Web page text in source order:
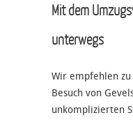
Mit dem
unterwegs
Wir empfehlen
Besuch von
unkomplizierten